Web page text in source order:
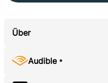
Über
Audible *